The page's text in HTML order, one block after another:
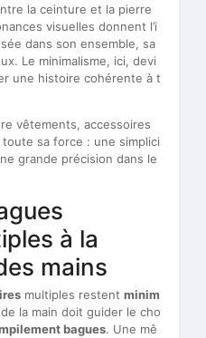
la ceinture et la pierre
visuelles donnent l’i
dans son ensemble, sa
Le minimalisme, ici, devi
une histoire cohérente à t
vêtements, accessoires
sa force : une simplici
grande précision dans le
à la
mains
multiples restent minim
la main doit guider le cho
bagues. Une mê